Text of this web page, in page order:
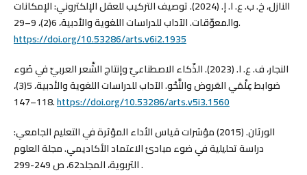
النازل، خ. ب. ع. ا. إ. (2024). توصيف التركيب للعقل الإلكتروني: الإمكانات
والمعوّقات. الآداب للدراسات اللغوية والأدبية، 6(2)، 9–29.
https://doi.org/10.53286/arts.v6i2.1935
النجار، ف. ع. ا. (2023). الذّكاء الاصطناعيّ وإنتاج الشِّعر العربيّ في ضَوء
ضوابط عِلْمَي العَروض والنَّحْو. الآداب للدراسات اللغوية والأدبية، 5(3)،
118–147.https://doi.org/10.53286/arts.v5i3.1560
الورثان. (2015) مؤشرات قياس الأداء المؤثرة في التعليم الجامعي:
دراسة تحليلية في ضوء مبادئ الاعتماد الأكاديمي. مجلة العلوم
التربوية، المجلد62، ص 249-299 .